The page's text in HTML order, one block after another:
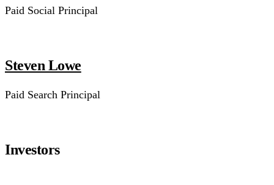
Paid Social Principal
Steven Lowe
Paid Search Principal
Investors